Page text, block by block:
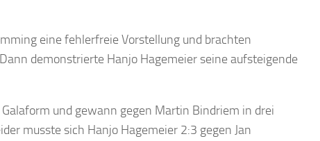
eine fehlerfreie Vorstellung und brachten
demonstrierte Hanjo Hagemeier seine aufsteigende
und gewann gegen Martin Bindriem in drei
musste sich Hanjo Hagemeier 2:3 gegen Jan